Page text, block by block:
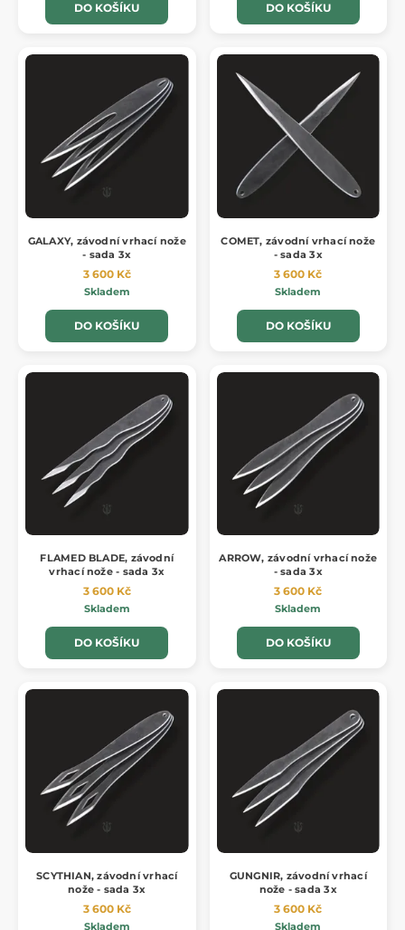
DO KOŠÍKU DO KOŠÍKU
GALAXY, závodní vrhací nože
- sada 3x
3 600 Kč
Skladem
DO KOŠÍKU
COMET, závodní vrhací nože
- sada 3x
3 600 Kč
Skladem
DO KOŠÍKU
FLAMED BLADE, závodní
vrhací nože - sada 3x
3 600 Kč
Skladem
DO KOŠÍKU
ARROW, závodní vrhací nože
- sada 3x
3 600 Kč
Skladem
DO KOŠÍKU
SCYTHIAN, závodní vrhací
nože - sada 3x
3 600 Kč
Skladem
GUNGNIR, závodní vrhací
nože - sada 3x
3 600 Kč
Skladem